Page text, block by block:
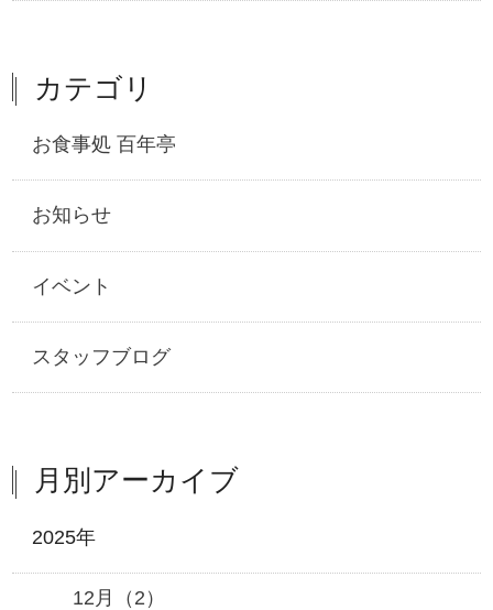
カテゴリ
お食事処 百年亭
お知らせ
イベント
スタッフブログ
月別アーカイブ
2025年
12月（2）